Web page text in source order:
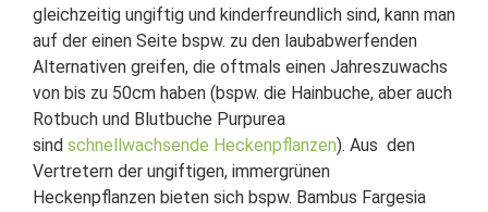
gleichzeitig ungiftig und kinderfreundlich sind, kann man
auf der einen Seite bspw. zu den laubabwerfenden
Alternativen greifen, die oftmals einen Jahreszuwachs
von bis zu 50cm haben (bspw. die Hainbuche, aber auch
Rotbuch und Blutbuche Purpurea
sind schnellwachsende Heckenpflanzen). Aus den
Vertretern der ungiftigen, immergrünen
Heckenpflanzen bieten sich bspw. Bambus Fargesia